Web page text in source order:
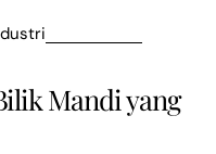
Mandi yang